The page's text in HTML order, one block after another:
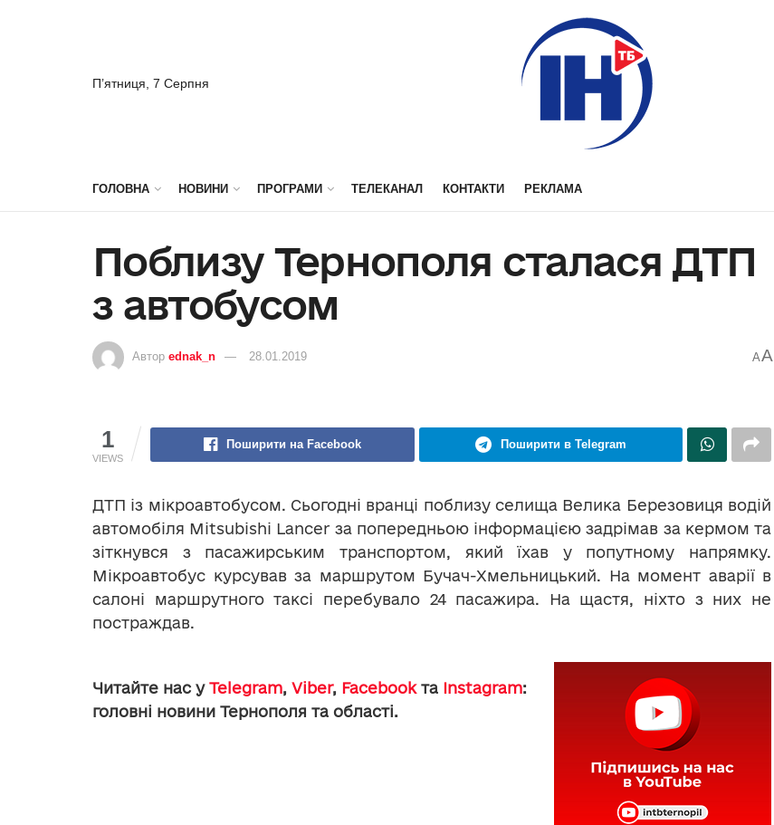
П’ятниця, 7 Серпня
ГОЛОВНА НОВИНИ ПРОГРАМИ ТЕЛЕКАНАЛ КОНТАКТИ РЕКЛАМА
Поблизу Тернополя сталася ДТП
з автобусом
Автор ednak_n 28.01.2019 AA
1
VIEWS
Поширити на Facebook Поширити в Telegram
ДТП із мікроавтобусом. Сьогодні вранці поблизу селища Велика Березовиця водій
автомобіля Mitsubishi Lancer за попередньою інформацією задрімав за кермом та
зіткнувся з пасажирським транспортом, який їхав у попутному напрямку.
Мікроавтобус курсував за маршрутом Бучач-Хмельницький. На момент аварії в
салоні маршрутного таксі перебувало 24 пасажира. На щастя, ніхто з них не
постраждав.
Читайте нас у Telegram, Viber, Facebookта Instagram:
головні новини Тернополя та області.